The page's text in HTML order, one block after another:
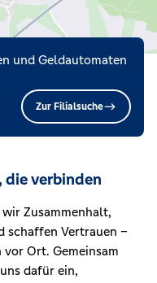
und Geldautomaten
Zur Filialsuche
die verbinden
Zusammenhalt,
schaffen Vertrauen –
Ort. Gemeinsam
dafür ein,